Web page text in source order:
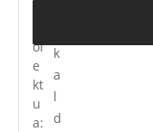
oi
e
kt
u
a:
k
a
l
d